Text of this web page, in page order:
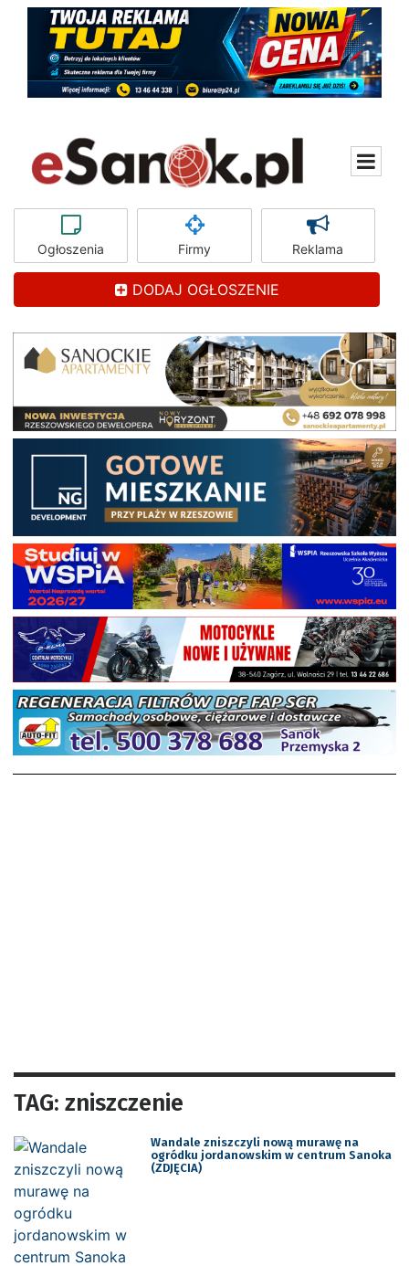
Ogłoszenia Firmy Reklama
DODAJ OGŁOSZENIE
TAG: zniszczenie
Wandale zniszczyli nową murawę na
ogródku jordanowskim w centrum Sanoka
(ZDJĘCIA)